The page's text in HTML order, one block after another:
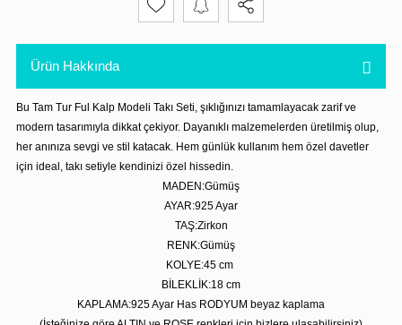
Ürün Hakkında
Bu Tam Tur Ful Kalp Modeli Takı Seti, şıklığınızı tamamlayacak zarif ve
modern tasarımıyla dikkat çekiyor. Dayanıklı malzemelerden üretilmiş olup,
her anınıza sevgi ve stil katacak. Hem günlük kullanım hem özel davetler
için ideal, takı setiyle kendinizi özel hissedin.
MADEN:Gümüş
AYAR:925 Ayar
TAŞ:Zirkon
RENK:Gümüş
KOLYE:45 cm
BİLEKLİK:18 cm
KAPLAMA:925 Ayar Has RODYUM beyaz kaplama